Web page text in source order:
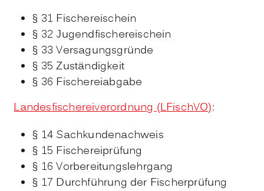
§ 31 Fischereischein
§ 32 Jugendfischereischein
§ 33 Versagungsgründe
§ 35 Zuständigkeit
§ 36 Fischereiabgabe
Landesfischereiverordnung (LFischVO):
§ 14 Sachkundenachweis
§ 15 Fischereiprüfung
§ 16 Vorbereitungslehrgang
§ 17 Durchführung der Fischerprüfung